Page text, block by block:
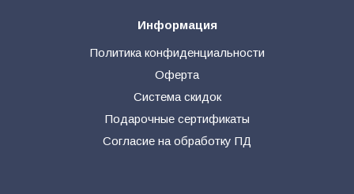
Информация
Политика конфиденциальности
Оферта
Система скидок
Подарочные сертификаты
Согласие на обработку ПД